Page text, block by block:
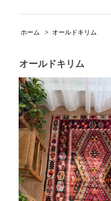
ホーム > オールドキリム
オールドキリム